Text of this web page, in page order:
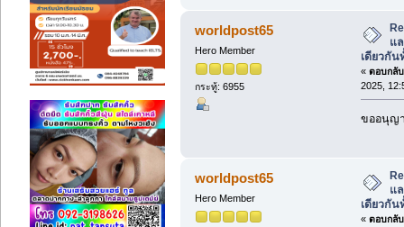
worldpost65
Hero Member
กระทู้: 6955
แ
เดียวกัน
« ตอบกลั
2025,
ขออนุญ
worldpost65
Hero Member
แ
เดียวกัน
« ตอบกลั